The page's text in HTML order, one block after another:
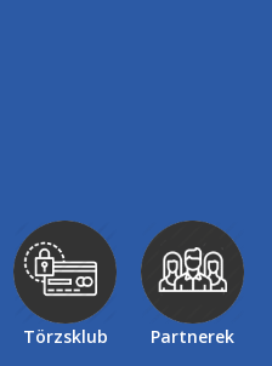
Törzsklub Partnerek